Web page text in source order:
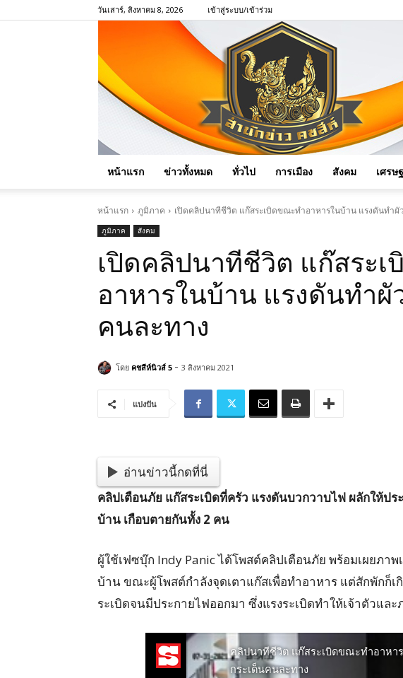
วันเสาร์, สิงหาคม 8, 2026 เข้าสู่ระบบ/เข้าร่วม
หน้าแรก ข่าวทั้งหมด ทั่วไป การเมือง สังคม เศรษ
หน้าแรก ภูมิภาค เปิดคลิปนาทีชีวิต แก๊สระเบิดขณะทำอาหารในบ้าน แรงดันทำผั
ภูมิภาค สังคม
เปิดคลิปนาทีชีวิต แก๊สระ
อาหารในบ้าน แรงดันทำผั
คนละทาง
โดย คชสีห์นิวส์ 5 - 3 สิงหาคม 2021
แบ่งปัน
อ่านข่าวนี้กดที่นี่
คลิปเตือนภัย แก๊สระเบิดที่ครัว แรงดันบวกวาบไฟ ผลักให้ป
บ้าน เกือบตายกันทั้ง 2 คน
ผู้ใช้เฟซบุ๊ก Indy Panic ได้โพสต์คลิปเตือนภัย พร้อมเผยภา
บ้าน ขณะผู้โพสต์กำลังจุดเตาแก๊สเพื่อทำอาหาร แต่สักพักก็
ระเบิดจนมีประกายไฟออกมา ซึ่งแรงระเบิดทำให้เจ้าตัวแล